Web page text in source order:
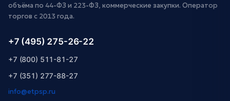
объёма по 44-ФЗ и 223-ФЗ, коммерческие закупки. Оператор
торгов с 2013 года.
+7 (495) 275-26-22
+7 (800) 511-81-27
+7 (351) 277-88-27
info@etpsp.ru